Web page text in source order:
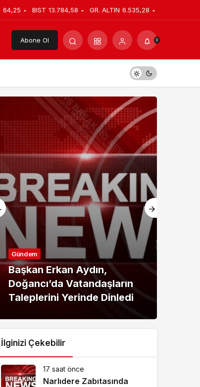
64,25 BIST 13.784,58 GR. ALTIN 6.535,28
Abone Ol 0
Gündem
Başkan Erkan Aydın,
Doğancı’da Vatandaşların
Taleplerini Yerinde Dinledi
İlginizi Çekebilir
17 saat önce
Narlıdere Zabıtasında